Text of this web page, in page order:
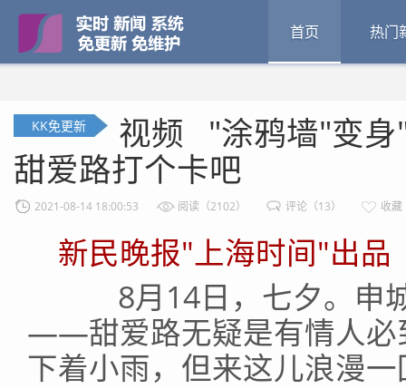
首页 热门
KK免更新
视频 "涂鸦墙"变身
甜爱路打个卡吧
2021-08-14 18:00:53 阅读（2102） 评论（13） 收藏
新民晚报"上海时间"出品
8月14日，七夕。申
——甜爱路无疑是有情人必
下着小雨，但来这儿浪漫